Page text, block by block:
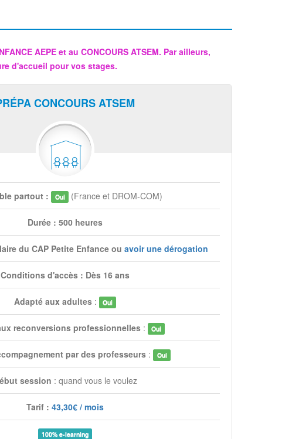
AEPE et au CONCOURS ATSEM. Par ailleurs,
d'accueil pour vos stages.
CONCOURS ATSEM
partout : Oui (France et DROM-COM)
Durée : 500 heures
du CAP Petite Enfance ou avoir une dérogation
Conditions d'accès : Dès 16 ans
Adapté aux adultes: Oui
reconversions professionnelles: Oui
par des professeurs : Oui
session : quand vous le voulez
Tarif : 43,30€ / mois
100% e-learning